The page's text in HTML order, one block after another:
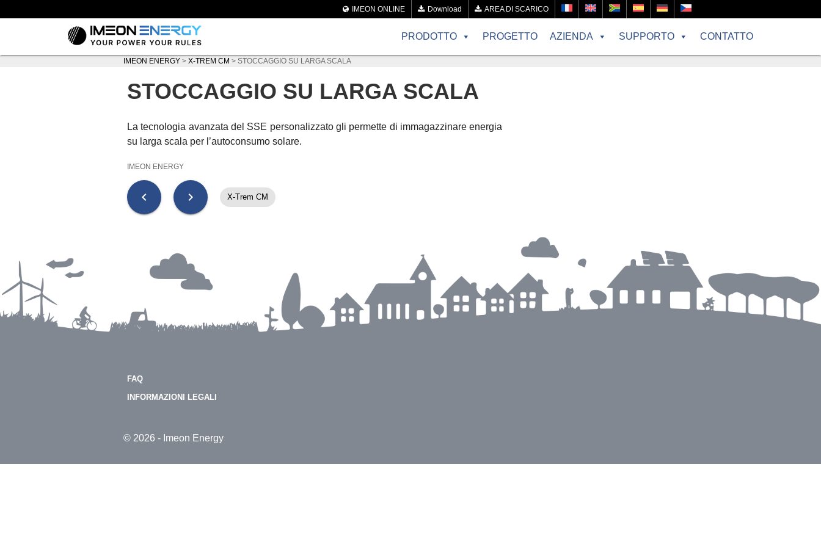
IMEON ONLINE Download AREA DI SCARICO
PRODOTTO PROGETTO AZIENDA SUPPORTO CONTATTO
IMEON ENERGY > X-TREM CM > STOCCAGGIO SU LARGA SCALA
STOCCAGGIO SU LARGA SCALA
La tecnologia avanzata del SSE personalizzato gli permette di immagazzinare energia
su larga scala per l’autoconsumo solare.
IMEON ENERGY
chevron_left chevron_right X-Trem CM
FAQ
INFORMAZIONI LEGALI
© 2026 - Imeon Energy